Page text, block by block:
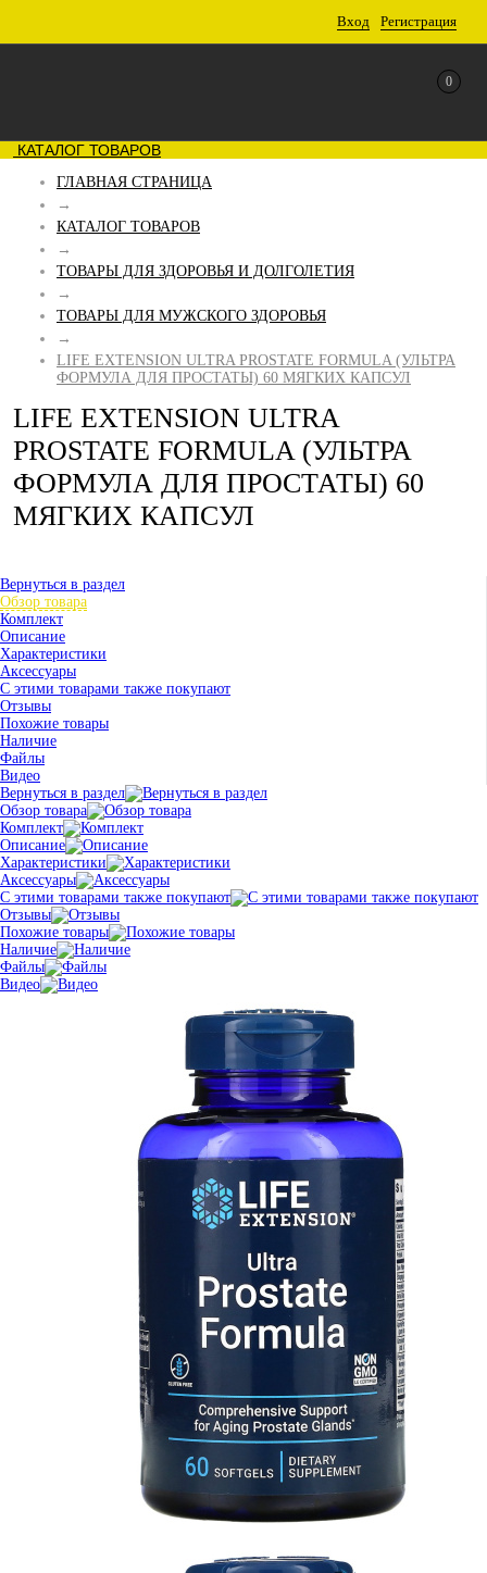
Вход Регистрация
0
КАТАЛОГ ТОВАРОВ
ГЛАВНАЯ СТРАНИЦА
→
КАТАЛОГ ТОВАРОВ
→
ТОВАРЫ ДЛЯ ЗДОРОВЬЯ И ДОЛГОЛЕТИЯ
→
ТОВАРЫ ДЛЯ МУЖСКОГО ЗДОРОВЬЯ
→
LIFE EXTENSION ULTRA PROSTATE FORMULA (УЛЬТРА
ФОРМУЛА ДЛЯ ПРОСТАТЫ) 60 МЯГКИХ КАПСУЛ
LIFE EXTENSION ULTRA
PROSTATE FORMULA (УЛЬТРА
ФОРМУЛА ДЛЯ ПРОСТАТЫ) 60
МЯГКИХ КАПСУЛ
Вернуться в раздел
Обзор товара
Комплект
Описание
Характеристики
Аксессуары
С этими товарами также покупают
Отзывы
Похожие товары
Наличие
Файлы
Видео
Вернуться в раздел
Обзор товара
Комплект
Описание
Характеристики
Аксессуары
С этими товарами также покупают
Отзывы
Похожие товары
Наличие
Файлы
Видео